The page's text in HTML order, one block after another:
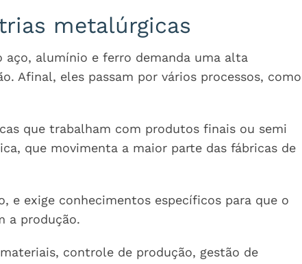
metalúrgicas
aço, alumínio e ferro demanda uma alta
Afinal, eles passam por vários processos, como
que trabalham com produtos finais ou semi
que movimenta a maior parte das fábricas de
e exige conhecimentos específicos para que o
a produção.
controle de produção, gestão de